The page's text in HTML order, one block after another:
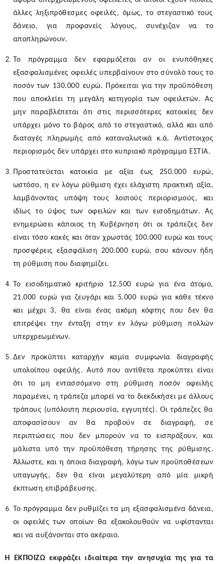
άλλες ληξιπρόθεσμες οφειλές, όμως, το στεγαστικό τους
δάνειο, για προφανείς λόγους, συνέχιζαν να το
αποπληρώνουν.
Το πρόγραμμα δεν εφαρμόζεται αν οι ενυπόθηκες
εξασφαλισμένες οφειλές υπερβαίνουν στο σύνολό τους το
ποσόν των 130.000 ευρώ. Πρόκειται για την προϋπόθεση
που αποκλείει τη μεγάλη κατηγορία των οφειλετών. Ας
μην παραβλέπεται ότι στις περισσότερες κατοικίες δεν
υπάρχει μόνο το βάρος από το στεγαστικό, αλλά και από
διαταγές πληρωμής από καταναλωτικά κ.ά. Αντίστοιχος
περιορισμός δεν υπάρχει στο κυπριακό πρόγραμμα ΕΣΤΙΑ.
Προστατεύεται κατοικία με αξία έως 250.000 ευρώ,
ωστόσο, η εν λόγω ρύθμιση έχει ελάχιστη πρακτική αξία,
λαμβάνοντας υπόψη τους λοιπούς περιορισμούς, και
ιδίως το ύψος των οφειλών και των εισοδημάτων. Ας
ενημερώσει κάποιος τη Κυβέρνηση ότι οι τράπεζες δεν
είναι τόσο κακές και όταν χρωστάς 100.000 ευρώ και τους
προσφέρεις εξασφάλιση 200.000 ευρώ, σου κάνουν ήδη
τη ρύθμιση που διαφημίζει.
Το εισοδηματικό κριτήριο 12.500 ευρώ για ένα άτομο,
21.000 ευρώ για ζευγάρι και 5.000 ευρώ για κάθε τέκνο
και μέχρι 3, θα είναι ένας ακόμη κόφτης που δεν θα
επιτρέψει την ένταξη στην εν λόγω ρύθμιση πολλών
υπερχρεωμένων.
Δεν προκύπτει καταρχήν καμία συμφωνία διαγραφής
υπολοίπου οφειλής. Αυτό που αντίθετα προκύπτει είναι
ότι το μη εντασσόμενο στη ρύθμιση ποσόν οφειλής
παραμένει, η τράπεζα μπορεί να το διεκδικήσει με άλλους
τρόπους (υπόλοιπη περιουσία, εγγυητές). Οι τράπεζες θα
αποφασίσουν αν θα προβούν σε διαγραφή, σε
περιπτώσεις που δεν μπορούν να το εισπράξουν, και
μάλιστα υπό την προϋπόθεση τήρησης της ρύθμισης.
Άλλωστε, και η όποια διαγραφή, λόγω των προϋποθέσεων
υπαγωγής, δεν θα είναι μεγαλύτερη από μία μικρή
έκπτωση επιβράβευσης.
Το πρόγραμμα δεν ρυθμίζει τα μη εξασφαλισμένα δάνεια,
οι οφειλές των οποίων θα εξακολουθούν να υφίστανται
και να αυξάνονται στο ακέραιο.
Η ΕΚΠΟΙΖΩ εκφράζει ιδιαίτερα την ανησυχία της για τα